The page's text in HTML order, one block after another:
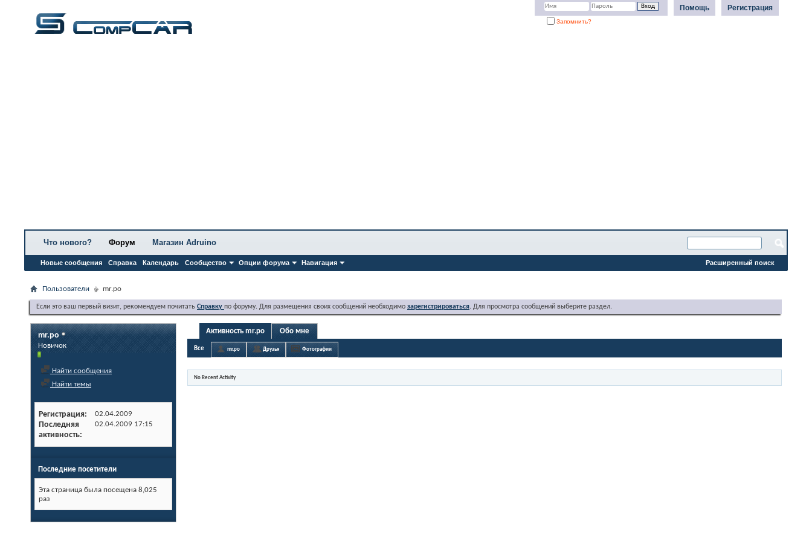
Регистрация
Помощь
Запомнить?
Что нового? Форум
Новые сообщения Справка Календарь Сообщество Опции форума Навигация
Магазин Adruino
Расширенный поиск
Пользователи mr.po
Если это ваш первый визит, рекомендуем почитать Справку по форуму. Для размещения своих сообщений необходимо зарегистрироваться. Для просмотра сообщений выберите раздел.
mr.po
Новичок
Найти сообщения
Найти темы
Регистрация 02.04.2009
Последняя
активность
02.04.2009 17:15
Последние посетители
Эта страница была посещена 8,025
раз
Активность mr.po Обо мне
Все mr.po Друзья Фотографии
No Recent Activity